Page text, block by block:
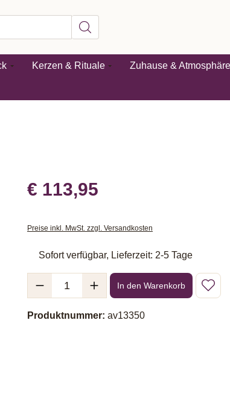
Kerzen & Rituale Zuhause & Atmosphäre
€ 113,95
Preise inkl. MwSt. zzgl. Versandkosten
Sofort verfügbar, Lieferzeit: 2-5 Tage
Produkt Anzahl: Gib den gewünschten Wert ein
In den Warenkorb
Produktnummer: av13350